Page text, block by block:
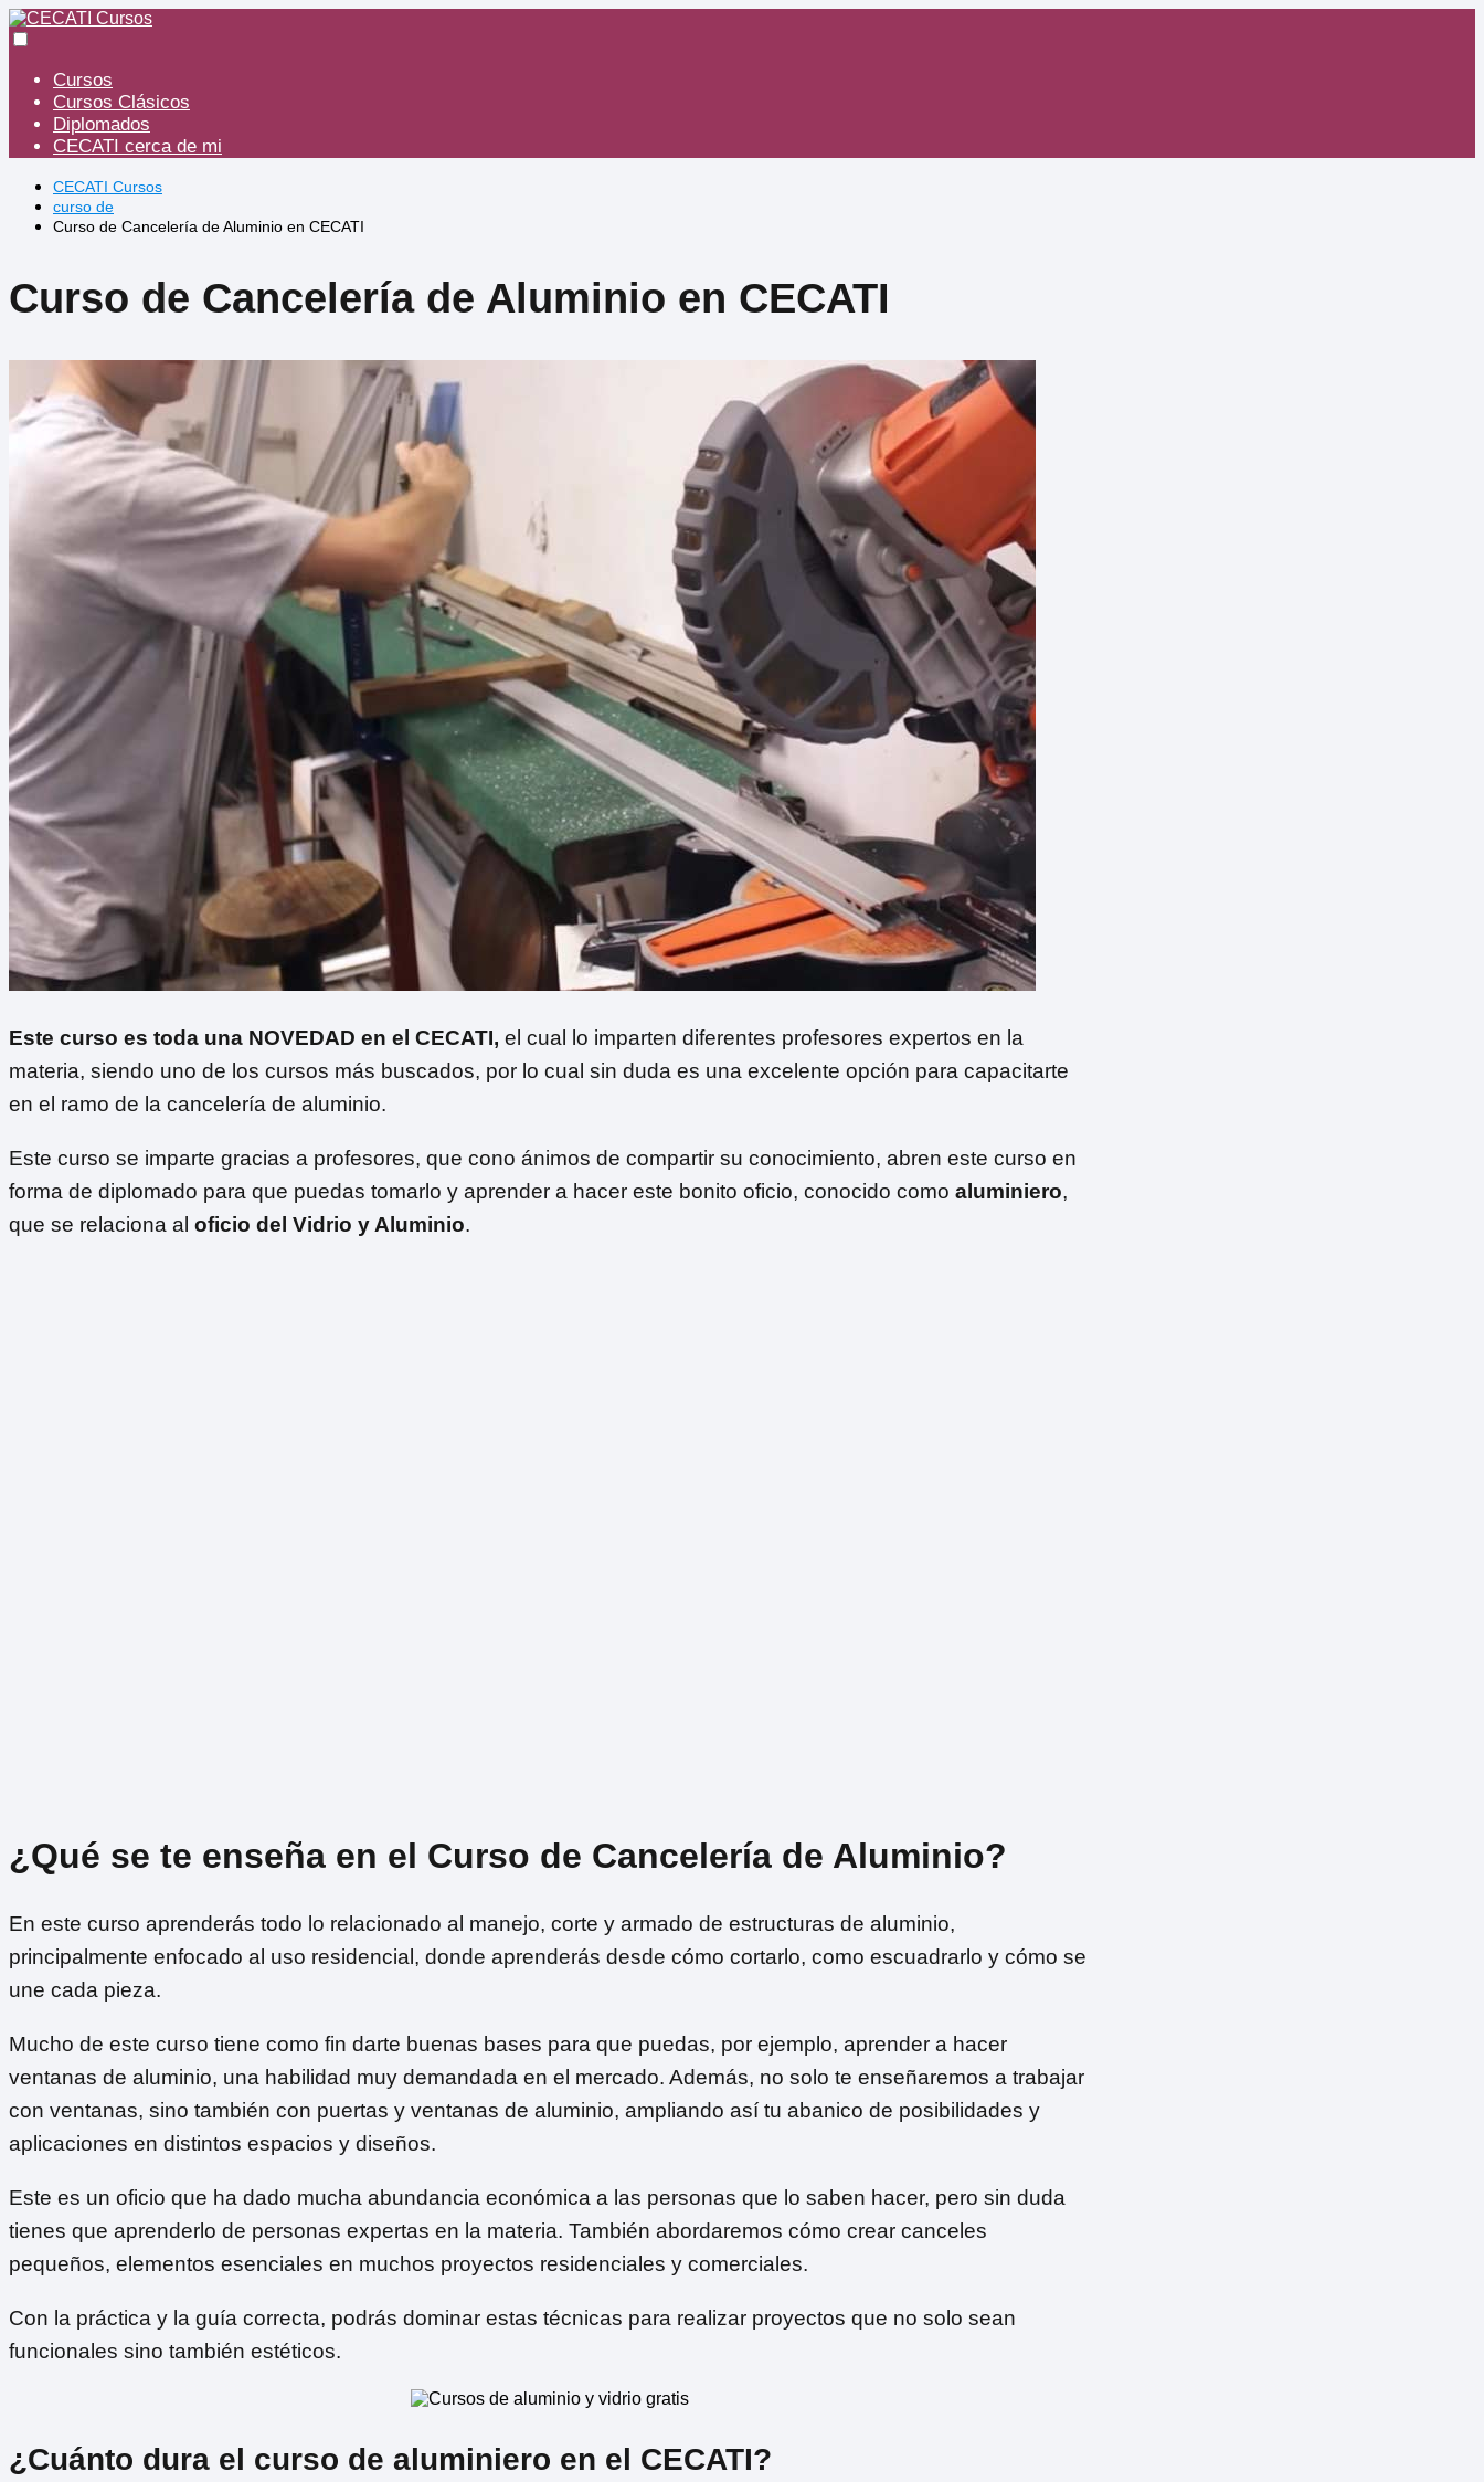
Cursos
Cursos Clásicos
Diplomados
CECATI cerca de mi
CECATI Cursos
curso de
Curso de Cancelería de Aluminio en CECATI
Curso de Cancelería de Aluminio en CECATI
Este curso es toda una NOVEDAD en el CECATI, el cual lo imparten diferentes profesores expertos en la
materia, siendo uno de los cursos más buscados, por lo cual sin duda es una excelente opción para capacitarte
en el ramo de la cancelería de aluminio.
Este curso se imparte gracias a profesores, que cono ánimos de compartir su conocimiento, abren este curso en
forma de diplomado para que puedas tomarlo y aprender a hacer este bonito oficio, conocido como aluminiero,
que se relaciona al oficio del Vidrio y Aluminio.
¿Qué se te enseña en el Curso de Cancelería de Aluminio?
En este curso aprenderás todo lo relacionado al manejo, corte y armado de estructuras de aluminio,
principalmente enfocado al uso residencial, donde aprenderás desde cómo cortarlo, como escuadrarlo y cómo se
une cada pieza.
Mucho de este curso tiene como fin darte buenas bases para que puedas, por ejemplo, aprender a hacer
ventanas de aluminio, una habilidad muy demandada en el mercado. Además, no solo te enseñaremos a trabajar
con ventanas, sino también con puertas y ventanas de aluminio, ampliando así tu abanico de posibilidades y
aplicaciones en distintos espacios y diseños.
Este es un oficio que ha dado mucha abundancia económica a las personas que lo saben hacer, pero sin duda
tienes que aprenderlo de personas expertas en la materia. También abordaremos cómo crear canceles
pequeños, elementos esenciales en muchos proyectos residenciales y comerciales.
Con la práctica y la guía correcta, podrás dominar estas técnicas para realizar proyectos que no solo sean
funcionales sino también estéticos.
¿Cuánto dura el curso de aluminiero en el CECATI?